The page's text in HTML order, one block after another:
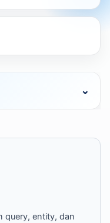
⌄
query, entity, dan